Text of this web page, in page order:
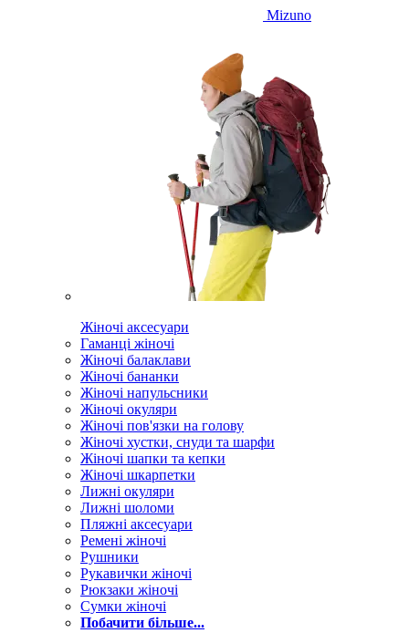
Mizuno
Жіночі аксесуари
Гаманці жіночі
Жіночі балаклави
Жіночі бананки
Жіночі напульсники
Жіночі окуляри
Жіночі пов'язки на голову
Жіночі хустки, снуди та шарфи
Жіночі шапки та кепки
Жіночі шкарпетки
Лижні окуляри
Лижні шоломи
Пляжні аксесуари
Ремені жіночі
Рушники
Рукавички жіночі
Рюкзаки жіночі
Сумки жіночі
Побачити більше...